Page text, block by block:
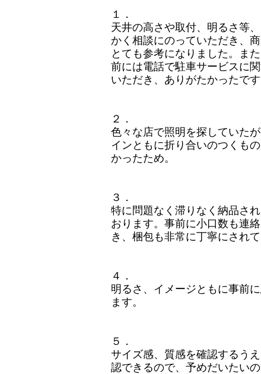
１．
天井の高さや取付、明るさ等
かく相談にのっていただき、
とても参考になりました。ま
前には電話で駐車サービスに
いただき、ありがたかったです
２．
色々な店で照明を探していた
インともに折り合いのつくも
かったため。
３．
特に問題なく滞りなく納品さ
おります。事前に小口数も連
き、梱包も非常に丁寧にされて
４．
明るさ、イメージともに事前
ます。
５．
サイズ感、質感を確認するう
認できるので、予めだいたい